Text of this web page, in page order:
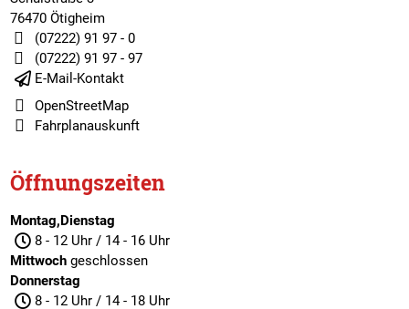
76470 Ötigheim
(07222) 91 97 - 0
(07222) 91 97 - 97
E-Mail-Kontakt
OpenStreetMap
Fahrplanauskunft
Öffnungszeiten
Montag,Dienstag
8 - 12 Uhr / 14 - 16 Uhr
Mittwochgeschlossen
Donnerstag
8 - 12 Uhr / 14 - 18 Uhr